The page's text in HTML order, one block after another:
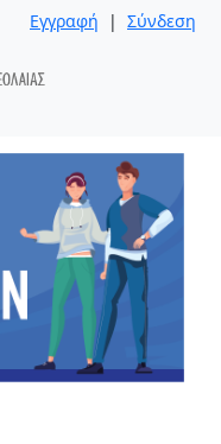
Εγγραφή | Σύνδεση
Ανακοινώσεις
Επικοινωνία